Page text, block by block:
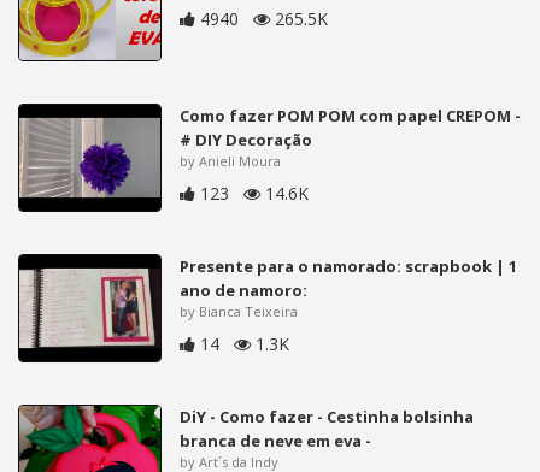
4940 265.5K
Como fazer POM POM com papel CREPOM -
# DIY Decoração
by Anieli Moura
123 14.6K
Presente para o namorado: scrapbook | 1
ano de namoro:
by Bianca Teixeira
14 1.3K
DiY - Como fazer - Cestinha bolsinha
branca de neve em eva -
by Art´s da Indy